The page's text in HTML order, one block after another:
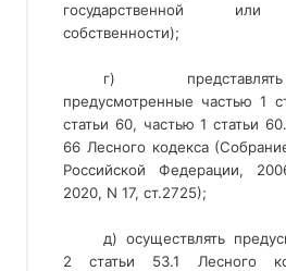
государственной или
собственности);
г)
предусмотренные частью 1
статьи 60, частью 1 статьи
66 Лесного кодекса
Российской Федерации,
2020, N 17, ст.2725);
д) осуществлять
2 статьи 53.1 Лесного